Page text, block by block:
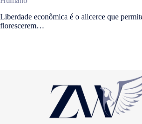
Liberdade econômica é o alicerce que
florescerem…